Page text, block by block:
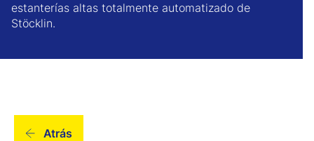
estanterías altas totalmente automatizado de
Stöcklin.
Atrás